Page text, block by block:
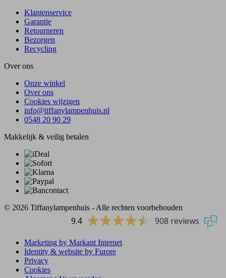
Klantenservice
Garantie
Retourneren
Bezorgen
Recycling
Over ons
Onze winkel
Over ons
Cookies wijzigen
info@tiffanylampenhuis.nl
0548 20 90 29
Makkelijk & veilig betalen
© 2026 Tiffanylampenhuis - Alle rechten voorbehouden
9.4 908 reviews
Marketing by Markant Internet
Identity & website by Furore
Privacy
Cookies